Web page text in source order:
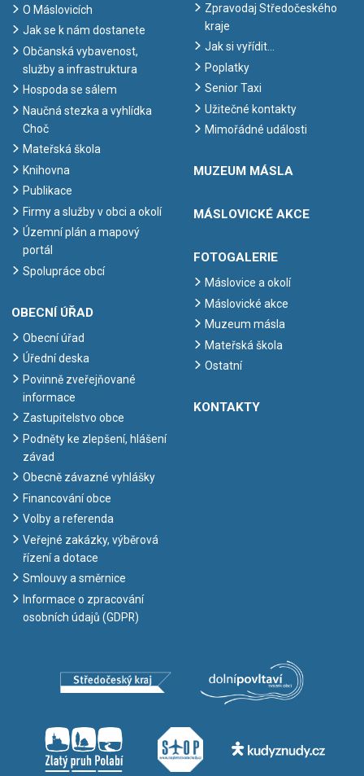
O Máslovicích
Jak se k nám dostanete
Občanská vybavenost,
služby a infrastruktura
Hospoda se sálem
Naučná stezka a vyhlídka
Choč
Mateřská škola
Knihovna
Publikace
Firmy a služby v obci a okolí
Územní plán a mapový
portál
Spolupráce obcí
OBECNÍ ÚŘAD
Obecní úřad
Úřední deska
Povinně zveřejňované
informace
Zastupitelstvo obce
Podněty ke zlepšení, hlášení
závad
Obecně závazné vyhlášky
Financování obce
Volby a referenda
Veřejné zakázky, výběrová
řízení a dotace
Smlouvy a směrnice
Informace o zpracování
osobních údajů (GDPR)
Zpravodaj Středočeského
kraje
Jak si vyřídit…
Poplatky
Senior Taxi
Užitečné kontakty
Mimořádné události
MUZEUM MÁSLA
MÁSLOVICKÉ AKCE
FOTOGALERIE
Máslovice a okolí
Máslovické akce
Muzeum másla
Mateřská škola
Ostatní
KONTAKTY